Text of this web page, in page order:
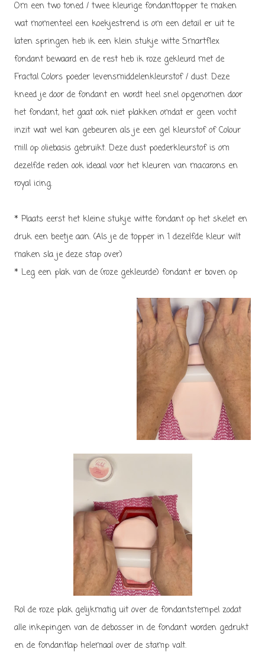
Om een two toned / twee kleurige fondanttopper te maken
wat momenteel een koekjestrend is om een detail er uit te
laten springen heb ik een klein stukje witte Smartflex
fondant bewaard en de rest heb ik roze gekleurd met de
Fractal Colors poeder levensmiddelenkleurstof / dust. Deze
kneed je door de fondant en wordt heel snel opgenomen door
het fondant, het gaat ook niet plakken omdat er geen vocht
inzit wat wel kan gebeuren als je een gel kleurstof of Colour
mill op oliebasis gebruikt. Deze dust poederkleurstof is om
dezelfde reden ook ideaal voor het kleuren van macarons en
royal icing.
* Plaats eerst het kleine stukje witte fondant op het skelet en
druk een beetje aan. (Als je de topper in 1 dezelfde kleur wilt
maken sla je deze stap over)
* Leg een plak van de (roze gekleurde) fondant er boven op
Rol de roze plak gelijkmatig uit over de fondantstempel zodat
alle inkepingen van de debosser in de fondant worden gedrukt
en de fondantlap helemaal over de stamp valt.